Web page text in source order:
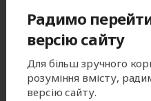
Радимо
версію сайту
Для більш зручного
розуміння вмісту,
версію сайту.